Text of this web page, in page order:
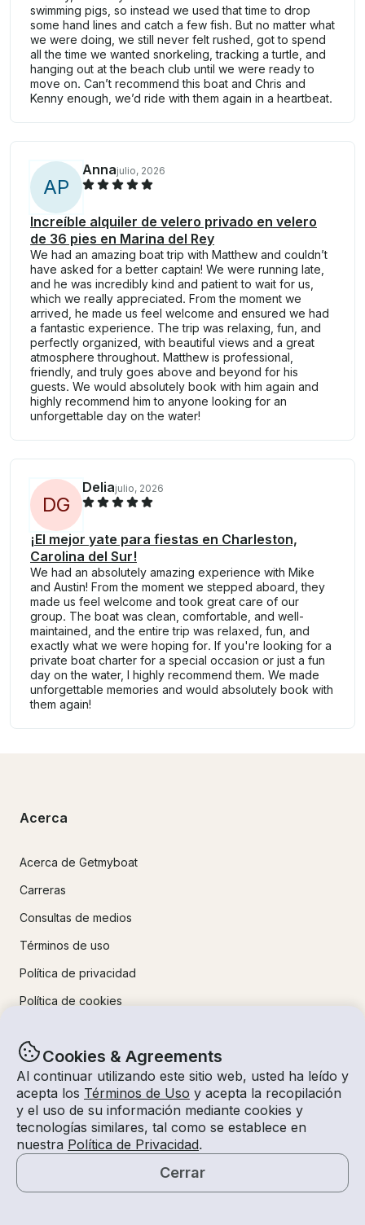
Cookies & Agreements
Al continuar utilizando este sitio web, usted ha leído y
acepta los Términos de Uso y acepta la recopilación
y el uso de su información mediante cookies y
tecnologías similares, tal como se establece en
nuestra Política de Privacidad.
Cerrar
Mapa
swimming pigs, so instead we used that time to drop
some hand lines and catch a few fish. But no matter what
we were doing, we still never felt rushed, got to spend
all the time we wanted snorkeling, tracking a turtle, and
hanging out at the beach club until we were ready to
move on. Can’t recommend this boat and Chris and
Kenny enough, we’d ride with them again in a heartbeat.
AP
Annajulio, 2026
Increíble alquiler de velero privado en velero
de 36 pies en Marina del Rey
We had an amazing boat trip with Matthew and couldn’t
have asked for a better captain! We were running late,
and he was incredibly kind and patient to wait for us,
which we really appreciated. From the moment we
arrived, he made us feel welcome and ensured we had
a fantastic experience. The trip was relaxing, fun, and
perfectly organized, with beautiful views and a great
atmosphere throughout. Matthew is professional,
friendly, and truly goes above and beyond for his
guests. We would absolutely book with him again and
highly recommend him to anyone looking for an
unforgettable day on the water!
DG
Deliajulio, 2026
¡El mejor yate para fiestas en Charleston,
Carolina del Sur!
We had an absolutely amazing experience with Mike
and Austin! From the moment we stepped aboard, they
made us feel welcome and took great care of our
group. The boat was clean, comfortable, and well-
maintained, and the entire trip was relaxed, fun, and
exactly what we were hoping for. If you're looking for a
private boat charter for a special occasion or just a fun
day on the water, I highly recommend them. We made
unforgettable memories and would absolutely book with
them again!
Acerca
Acerca de Getmyboat
Carreras
Consultas de medios
Términos de uso
Política de privacidad
Política de cookies
Acuerdo de interfaz de usuario
Mapa del sitio
Contáctanos
Aprende más